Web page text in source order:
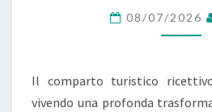
H
A
E
T
08/07/2026
Il comparto turistico
vivendo una profonda